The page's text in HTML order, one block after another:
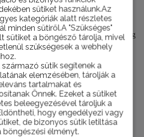
sütiket használunk.Az
kategóriák alatt részletes
minden sütiről.A "Szükséges"
sütiket a böngésző tárolja, mivel
szükségesek a webhely
sütik segítenek a
elemzésében, tárolják a
tartalmakat és
Önnek. Ezeket a sütiket
beleegyezésével tároljuk a
hogy engedélyezi vagy
de bizonyos sütik letiltása
élményt.
telephelyünkön van lehetőség
szállítjuk szükség esetén.